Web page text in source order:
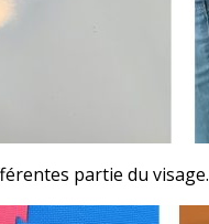
partie du visage.